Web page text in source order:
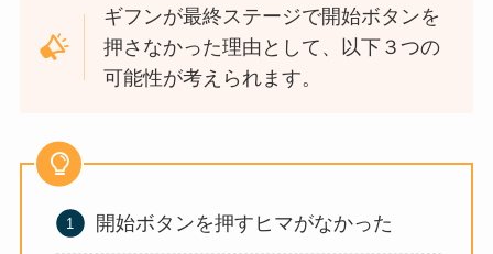
ギフンが最終ステージで開始ボタンを
押さなかった理由として、以下３つの
可能性が考えられます。
開始ボタンを押すヒマがなかった